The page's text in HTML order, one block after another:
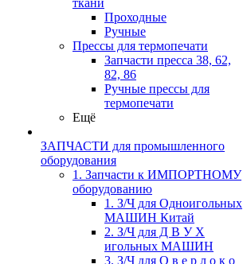
ткани
Проходные
Ручные
Прессы для термопечати
Запчасти пресса 38, 62,
82, 86
Ручные прессы для
термопечати
Ещё
ЗАПЧАСТИ для промышленного
оборудования
1. Запчасти к ИМПОРТНОМУ
оборудованию
1. З/Ч для Одноигольных
МАШИН Китай
2. З/Ч для Д В У Х
игольных МАШИН
3. З/Ч для О в е р л о к о